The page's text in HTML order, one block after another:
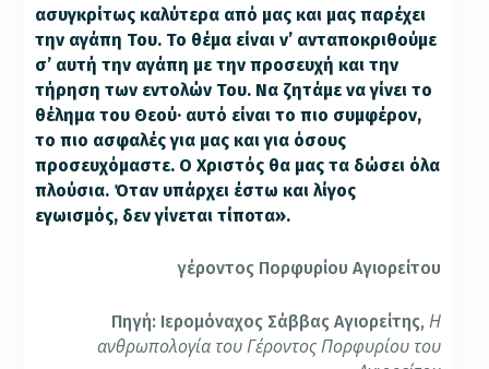
ασυγκρίτως καλύτερα από μας και μας παρέχει
την αγάπη Του. Το θέμα είναι ν’ ανταποκριθούμε
σ’ αυτή την αγάπη με την προσευχή και την
τήρηση των εντολών Του. Να ζητάμε να γίνει το
θέλημα του Θεού· αυτό είναι το πιο συμφέρον,
το πιο ασφαλές για μας και για όσους
προσευχόμαστε. Ο Χριστός θα μας τα δώσει όλα
πλούσια. Όταν υπάρχει έστω και λίγος
εγωισμός, δεν γίνεται τίποτα».
γέροντος Πορφυρίου Αγιορείτου
Πηγή: Ιερομόναχος Σάββας Αγιορείτης, Η
ανθρωπολογία του Γέροντος Πορφυρίου του